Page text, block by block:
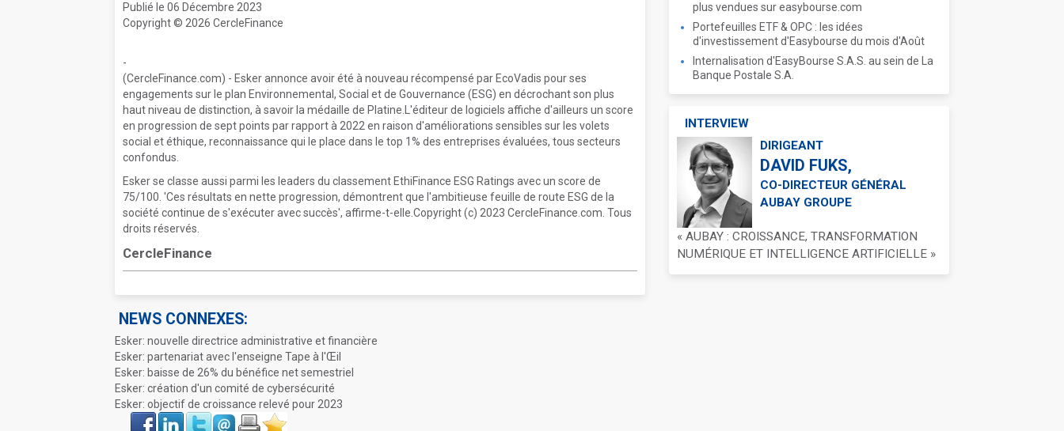
Publié le 06 Décembre 2023
Copyright © 2026 CercleFinance
-
(CercleFinance.com) - Esker annonce avoir été à nouveau récompensé par EcoVadis pour ses
engagements sur le plan Environnemental, Social et de Gouvernance (ESG) en décrochant son plus
haut niveau de distinction, à savoir la médaille de Platine.L'éditeur de logiciels affiche d'ailleurs un score
en progression de sept points par rapport à 2022 en raison d'améliorations sensibles sur les volets
social et éthique, reconnaissance qui le place dans le top 1% des entreprises évaluées, tous secteurs
confondus.
Esker se classe aussi parmi les leaders du classement EthiFinance ESG Ratings avec un score de
75/100. 'Ces résultats en nette progression, démontrent que l'ambitieuse feuille de route ESG de la
société continue de s'exécuter avec succès', affirme-t-elle.Copyright (c) 2023 CercleFinance.com. Tous
droits réservés.
CercleFinance
NEWS CONNEXES:
Esker: nouvelle directrice administrative et financière
Esker: partenariat avec l'enseigne Tape à l'Œil
Esker: baisse de 26% du bénéfice net semestriel
Esker: création d'un comité de cybersécurité
Esker: objectif de croissance relevé pour 2023
Face
book
LinkIn Twitter Envoyer ImprimerFavoris
plus vendues sur easybourse.com
Portefeuilles ETF & OPC : les idées
d'investissement d'Easybourse du mois d'Août
Internalisation d'EasyBourse S.A.S. au sein de La
Banque Postale S.A.
INTERVIEW
DIRIGEANT
DAVID FUKS,
CO-DIRECTEUR GÉNÉRAL
AUBAY GROUPE
« AUBAY : CROISSANCE, TRANSFORMATION
NUMÉRIQUE ET INTELLIGENCE ARTIFICIELLE »